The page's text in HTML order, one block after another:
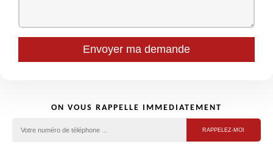
ON VOUS RAPPELLE IMMEDIATEMENT